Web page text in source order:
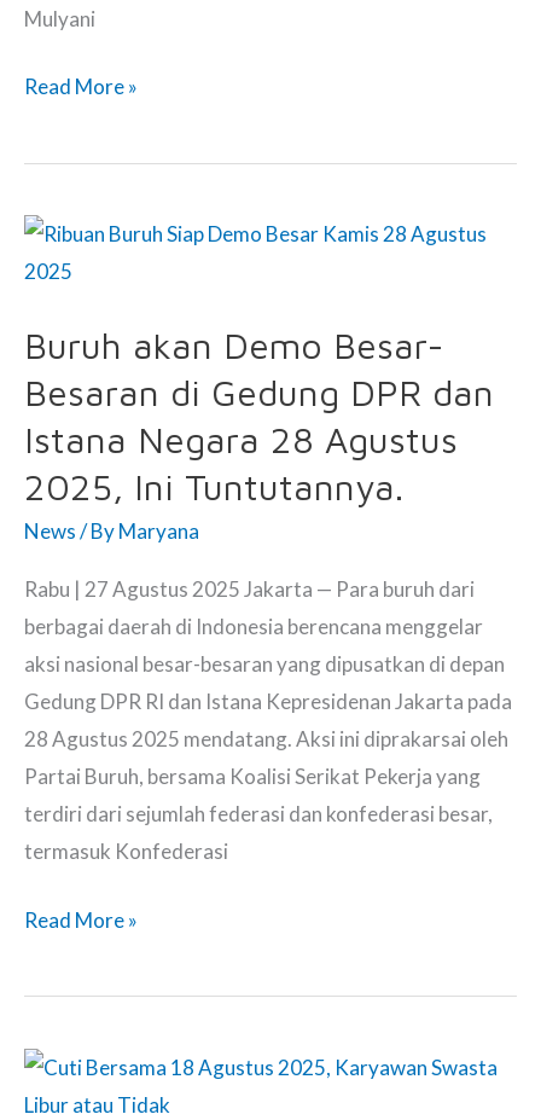
Mulyani
Menkeu
Mulyani
di
Rapat
IV
DPD
RI,
Tegaskan
Pajak
Tidak
Read More »
Buruh akan Demo Besar-
Besaran di Gedung DPR dan
Istana Negara 28 Agustus
2025, Ini Tuntutannya.
News/ ByMaryana
Rabu | 27 Agustus 2025 Jakarta — Para buruh dari
berbagai daerah di Indonesia berencana menggelar
aksi nasional besar-besaran yang dipusatkan di depan
Gedung DPR RI dan Istana Kepresidenan Jakarta pada
28 Agustus 2025 mendatang. Aksi ini diprakarsai oleh
Partai Buruh, bersama Koalisi Serikat Pekerja yang
terdiri dari sejumlah federasi dan konfederasi besar,
termasuk Konfederasi
Buruh
Demo
Besaran
di
Read More »